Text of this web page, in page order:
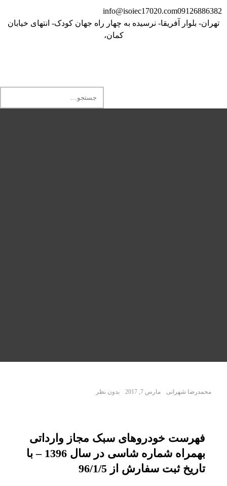
09126886382
info@isoiec17020.com
تهران- بلوار آفریقا- نرسیده به چهار راه جهان کودک- انتهای خیابان
کمان،
محمدرضا شهرانی مارس 7, 2017 بدون نظر
فهرست خودروهای سبک مجاز وارداتی
بهمراه شماره شاسی در سال 1396 – با
تاریخ ثبت سفارش از 96/1/5